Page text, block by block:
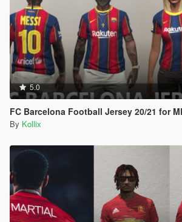
5.0
FC Barcelona Football Jersey 20/21 for MP Male /
By Kollix